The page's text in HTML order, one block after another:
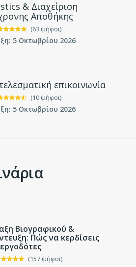
& Διαχείριση
Αποθήκης
(63 ψήφοι)
5 Οκτωβρίου 2026
επικοινωνία
(10 ψήφοι)
5 Οκτωβρίου 2026
Βιογραφικού &
Πώς να κερδίσεις
(157 ψήφοι)